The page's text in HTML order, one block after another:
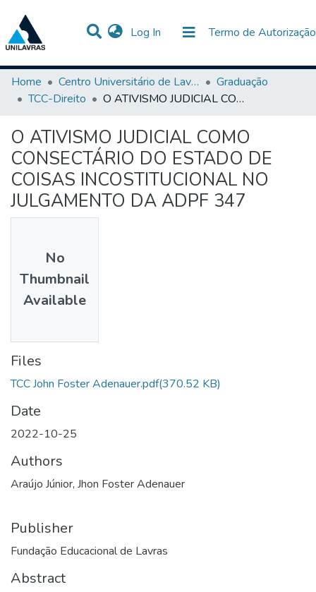
Log In (current) Termo de Autorização
Communities & Collections
Statistics
All of DSpace
Home
Centro Universitário de Lavras-UNILAVRAS
Graduação
TCC-Direito
O ATIVISMO JUDICIAL COMO CONSECTÁRIO DO ESTADO DE COISAS INCOSTITUCIONAL NO JULGAMENTO DA ADPF 347
O ATIVISMO JUDICIAL COMO
CONSECTÁRIO DO ESTADO DE
COISAS INCOSTITUCIONAL NO
JULGAMENTO DA ADPF 347
No
Thumbnail
Available
Files
TCC John Foster Adenauer.pdf(370.52 KB)
Date
2022-10-25
Authors
Araújo Júnior, Jhon Foster Adenauer
Publisher
Fundação Educacional de Lavras
Abstract